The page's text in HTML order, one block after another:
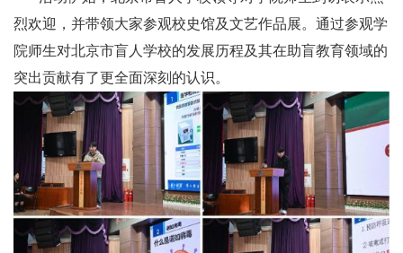
烈欢迎，并带领大家参观校史馆及文艺作品展。通过参观学
院师生对北京市盲人学校的发展历程及其在助盲教育领域的
突出贡献有了更全面深刻的认识。